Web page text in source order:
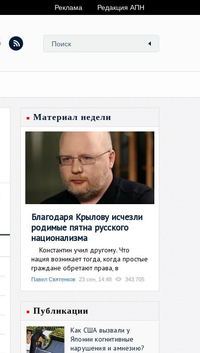
Реклама Редакция АПН
Материал недели
Благодаря Крылову исчезли
родимые пятна русского
национализма
Константин учил другому. Что
нация возникает тогда, когда простые
граждане обретают права, в
Павел Святенков 23 сен, 14:48 343 705
Публикации
Как США вызвали у
Японии когнитивные
нарушения и амнезию?